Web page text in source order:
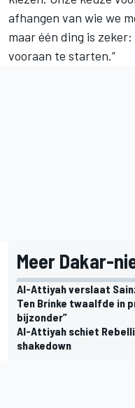
afhangen van wie we
maar één ding is
vooraan te starten.”
Meer Dakar-
Al-Attiyah verslaat
Ten Brinke twaalfde in
bijzonder”
Al-Attiyah schiet
shakedown